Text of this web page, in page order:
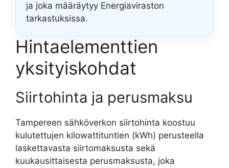
ja joka määräytyy Energiaviraston
tarkastuksissa.
Hintaelementtien
yksityiskohdat
Siirtohinta ja perusmaksu
Tampereen sähköverkon siirtohinta koostuu
kulutettujen kilowattituntien (kWh) perusteella
laskettavasta siirtomaksusta sekä
kuukausittaisesta perusmaksusta, joka